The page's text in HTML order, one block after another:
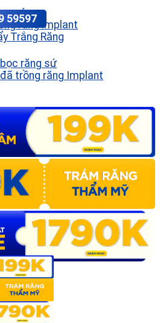
59597
sứ
răng implant
Trắng Răng
răng sứ
trồng răng Implant